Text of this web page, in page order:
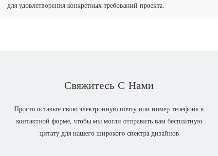
для удовлетворения конкретных требований проекта.
Свяжитесь С Нами
Просто оставьте свою электронную почту или номер телефона в
контактной форме, чтобы мы могли отправить вам бесплатную
цитату для нашего широкого спектра дизайнов